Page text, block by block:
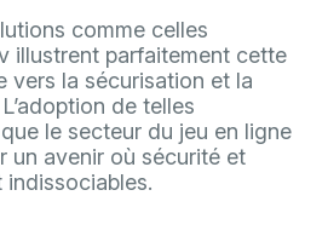
comme celles
illustrent parfaitement cette
vers la sécurisation et la
de telles
le secteur du jeu en ligne
un avenir où sécurité et